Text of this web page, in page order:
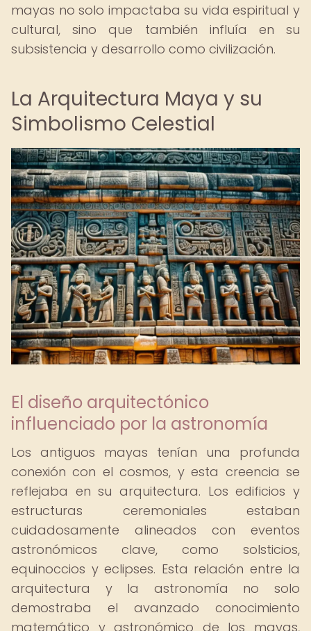
mayas no solo impactaba su vida espiritual y
cultural, sino que también influía en su
subsistencia y desarrollo como civilización.
La Arquitectura Maya y su
Simbolismo Celestial
El diseño arquitectónico
influenciado por la astronomía
Los antiguos mayas tenían una profunda
conexión con el cosmos, y esta creencia se
reflejaba en su arquitectura. Los edificios y
estructuras ceremoniales estaban
cuidadosamente alineados con eventos
astronómicos clave, como solsticios,
equinoccios y eclipses. Esta relación entre la
arquitectura y la astronomía no solo
demostraba el avanzado conocimiento
matemático y astronómico de los mayas,